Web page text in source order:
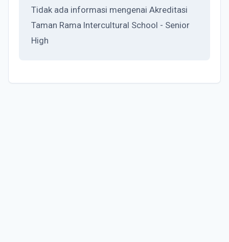
Tidak ada informasi mengenai Akreditasi
Taman Rama Intercultural School - Senior
High